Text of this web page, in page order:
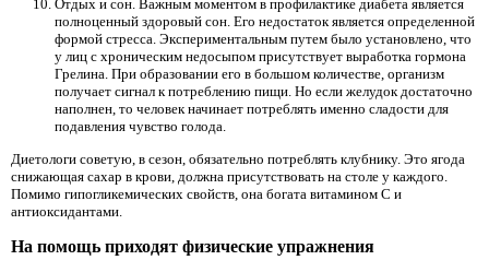
Отдых и сон. Важным моментом в профилактике диабета является
полноценный здоровый сон. Его недостаток является определенной
формой стресса. Экспериментальным путем было установлено, что
у лиц с хроническим недосыпом присутствует выработка гормона
Грелина. При образовании его в большом количестве, организм
получает сигнал к потреблению пищи. Но если желудок достаточно
наполнен, то человек начинает потреблять именно сладости для
подавления чувство голода.
Диетологи советую, в сезон, обязательно потреблять клубнику. Это ягода
снижающая сахар в крови, должна присутствовать на столе у каждого.
Помимо гипогликемических свойств, она богата витамином С и
антиоксидантами.
На помощь приходят физические упражнения